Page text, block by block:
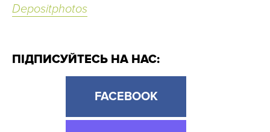
Depositphotos
ПІДПИСУЙТЕСЬ НА НАС:
FACEBOOK